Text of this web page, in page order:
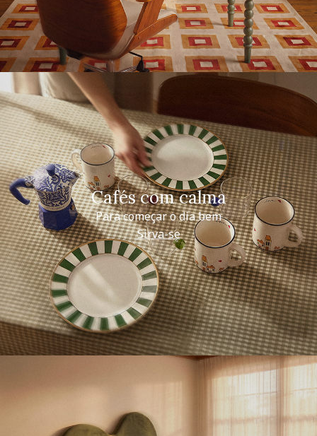
Cafés com calma
Para começar o dia bem
Sirva-se